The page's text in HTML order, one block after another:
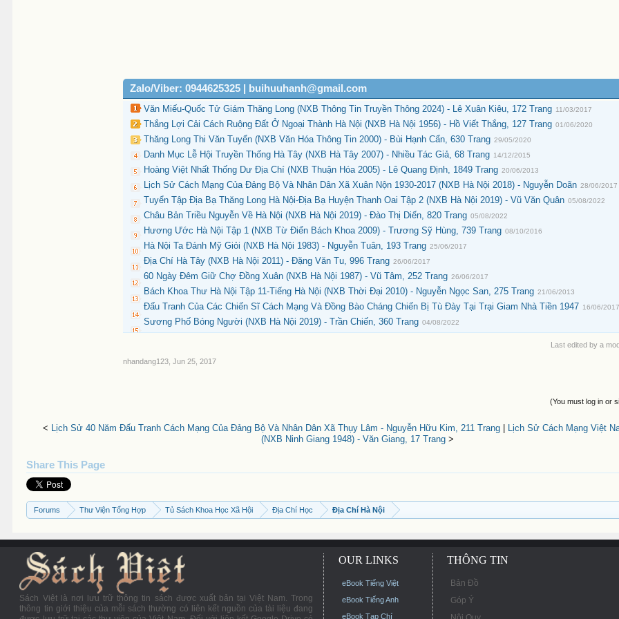
Zalo/Viber: 0944625325 | buihuuhanh@gmail.com
Văn Miếu-Quốc Tử Giám Thăng Long (NXB Thông Tin Truyền Thông 2024) - Lê Xuân Kiêu, 172 Trang 11/03/2017
Thắng Lợi Cải Cách Ruộng Đất Ở Ngoại Thành Hà Nội (NXB Hà Nội 1956) - Hồ Viết Thắng, 127 Trang 01/06/2020
Thăng Long Thi Văn Tuyển (NXB Văn Hóa Thông Tin 2000) - Bùi Hạnh Cẩn, 630 Trang 29/05/2020
Danh Mục Lễ Hội Truyền Thống Hà Tây (NXB Hà Tây 2007) - Nhiều Tác Giả, 68 Trang 14/12/2015
Hoàng Việt Nhất Thống Dư Địa Chí (NXB Thuận Hóa 2005) - Lê Quang Định, 1849 Trang 20/06/2013
Lịch Sử Cách Mạng Của Đảng Bộ Và Nhân Dân Xã Xuân Nộn 1930-2017 (NXB Hà Nội 2018) - Nguyễn Doãn 28/06/2017
Tuyển Tập Địa Bạ Thăng Long Hà Nội-Địa Bạ Huyện Thanh Oai Tập 2 (NXB Hà Nội 2019) - Vũ Văn Quân 05/08/2022
Châu Bản Triều Nguyễn Về Hà Nội (NXB Hà Nội 2019) - Đào Thị Diến, 820 Trang 05/08/2022
Hương Ước Hà Nội Tập 1 (NXB Từ Điển Bách Khoa 2009) - Trương Sỹ Hùng, 739 Trang 08/10/2016
Hà Nội Ta Đánh Mỹ Giỏi (NXB Hà Nội 1983) - Nguyễn Tuân, 193 Trang 25/06/2017
Địa Chí Hà Tây (NXB Hà Nội 2011) - Đặng Văn Tu, 996 Trang 26/06/2017
60 Ngày Đêm Giữ Chợ Đồng Xuân (NXB Hà Nội 1987) - Vũ Tâm, 252 Trang 26/06/2017
Bách Khoa Thư Hà Nội Tập 11-Tiếng Hà Nội (NXB Thời Đại 2010) - Nguyễn Ngọc San, 275 Trang 21/06/2013
Đấu Tranh Của Các Chiến Sĩ Cách Mạng Và Đồng Bào Cháng Chiến Bị Tù Đày Tại Trại Giam Nhà Tiền 1947 16/06/
Sương Phố Bóng Người (NXB Hà Nội 2019) - Trần Chiến, 360 Trang 04/08/2022
Last edited by a
nhandang123 Jun 25, 2017
(You must log in or
< Lịch Sử 40 Năm Đấu Tranh Cách Mạng Của Đảng Bộ Và Nhân Dân Xã Thụy Lâm - Nguyễn Hữu Kim, 211 Trang|
Lịch Sử Cách Mạng Việt
(NXB Ninh Giang 1948) - Văn Giang, 17 Trang>
Share This Page
Forums Thư Viện Tổng Hợp Tủ Sách Khoa Học Xã Hội Địa Chí Học Địa Chí Hà Nội
Sách Việt là nơi lưu trữ thông tin sách được xuất bản tại Việt Nam. Trong
thông tin giới thiệu của mỗi sách thường có liên kết nguồn của tài liệu đang
OUR LINKS
eBook Tiếng Việt
eBook Tiếng Anh
eBook Tạp Chí
THÔNG TIN
Bản Đồ
Góp Ý